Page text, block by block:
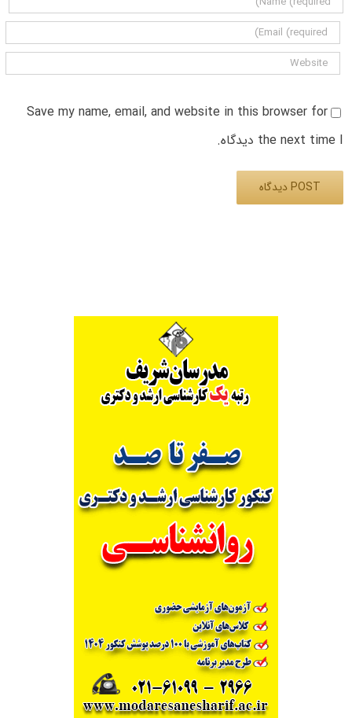
Save my name, email, and website in this browser for
the next time I دیدگاه.